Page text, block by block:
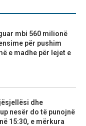
mbi 560 milionë
për pushim
e madhe për lejet e
dhe
nesër do të punojnë
15:30, e mërkura